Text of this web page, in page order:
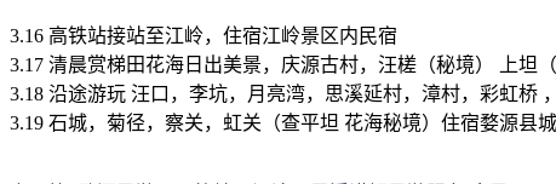
3.16 高铁站接站至江岭，住宿江岭景区内民宿
3.17 清晨赏梯田花海日出美景，庆源古村，汪槎（秘境） 上坦
3.18 沿途游玩 汪口，李坑，月亮湾，思溪延村，漳村，彩虹桥
3.19 石城，菊径，察关，虹关（查平坦 花海秘境）住宿婺源县